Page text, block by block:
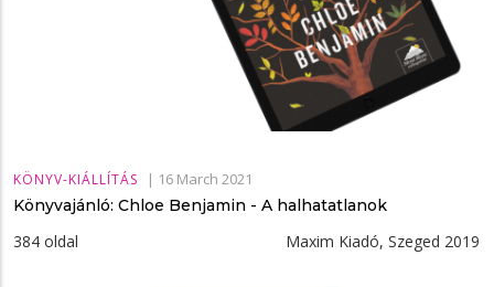
KÖNYV-KIÁLLÍTÁS | 16 March 2021
Könyvajánló: Chloe Benjamin - A halhatatlanok
384 oldal Maxim Kiadó, Szeged 2019